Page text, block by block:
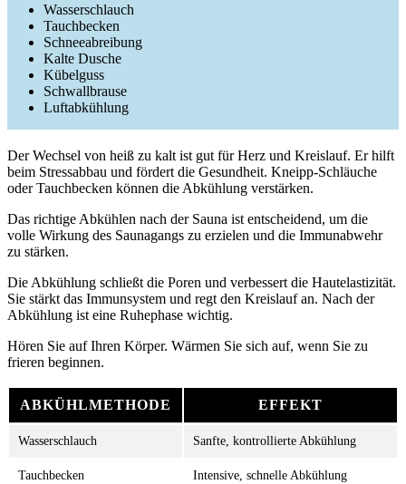
Wasserschlauch
Tauchbecken
Schneeabreibung
Kalte Dusche
Kübelguss
Schwallbrause
Luftabkühlung
Der Wechsel von heiß zu kalt ist gut für Herz und Kreislauf. Er hilft
beim Stressabbau und fördert die Gesundheit. Kneipp-Schläuche
oder Tauchbecken können die Abkühlung verstärken.
Das richtige Abkühlen nach der Sauna ist entscheidend, um die
volle Wirkung des Saunagangs zu erzielen und die Immunabwehr
zu stärken.
Die Abkühlung schließt die Poren und verbessert die Hautelastizität.
Sie stärkt das Immunsystem und regt den Kreislauf an. Nach der
Abkühlung ist eine Ruhephase wichtig.
Hören Sie auf Ihren Körper. Wärmen Sie sich auf, wenn Sie zu
frieren beginnen.
ABKÜHLMETHODE EFFEKT
Wasserschlauch Sanfte, kontrollierte Abkühlung
Tauchbecken Intensive, schnelle Abkühlung